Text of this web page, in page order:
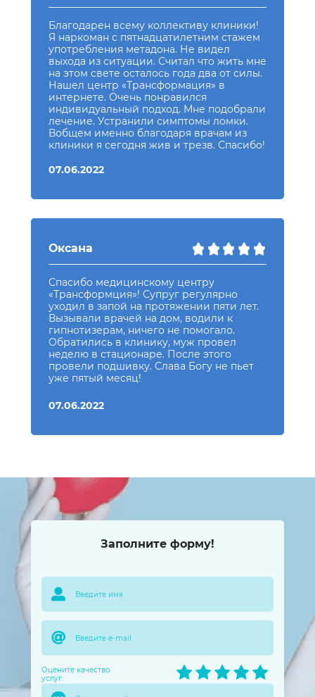
Благодарен всему коллективу клиники!
Я наркоман с пятнадцатилетним стажем
употребления метадона. Не видел
выхода из ситуации. Считал что жить мне
на этом свете осталось года два от силы.
Нашел центр «Трансформация» в
интернете. Очень понравился
индивидуальный подход. Мне подобрали
лечение. Устранили симптомы ломки.
Вобщем именно благодаря врачам из
клиники я сегодня жив и трезв. Спасибо!
07.06.2022
Оксана
Спасибо медицинскому центру
«Трансформция»! Супруг регулярно
уходил в запой на протяжении пяти лет.
Вызывали врачей на дом, водили к
гипнотизерам, ничего не помогало.
Обратились в клинику, муж провел
неделю в стационаре. После этого
провели подшивку. Слава Богу не пьет
уже пятый месяц!
07.06.2022
Заполните форму!
Оцените качество
услуг: